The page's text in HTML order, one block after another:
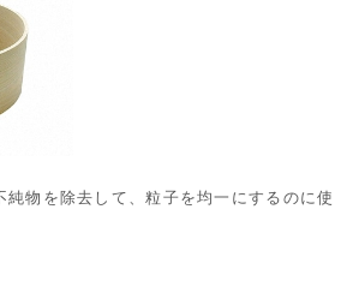
純物を除去して、粒子を均一にするのに使